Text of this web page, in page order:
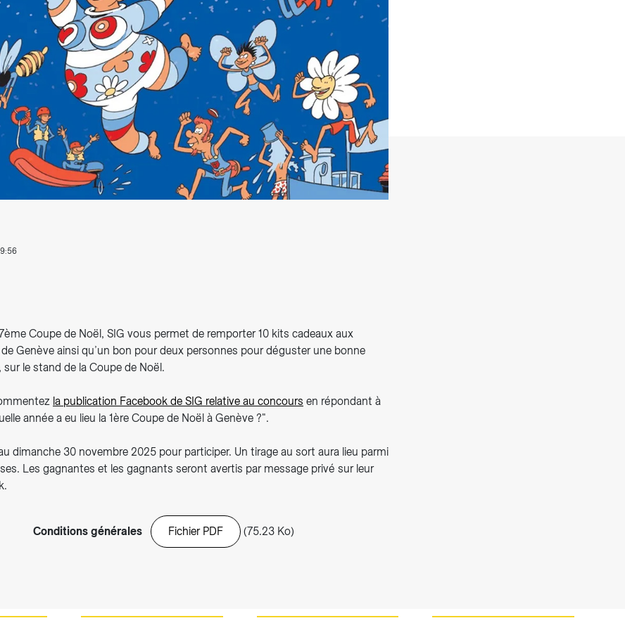
des tarifs
Fonds Gaz Vitale Vert
et règlements
Coupe de Noël, SIG vous permet de remporter 10 kits cadeaux aux
de Genève ainsi qu’un bon pour deux personnes pour déguster une bonne
sur le stand de la Coupe de Noël.
la publication Facebook de SIG relative au concours en répondant à
année a eu lieu la 1ère Coupe de Noël à Genève ?".
dimanche 30 novembre 2025 pour participer. Un tirage au sort aura lieu parmi
Les gagnantes et les gagnants seront avertis par message privé sur leur
Conditions générales Fichier PDF (75.23 Ko)